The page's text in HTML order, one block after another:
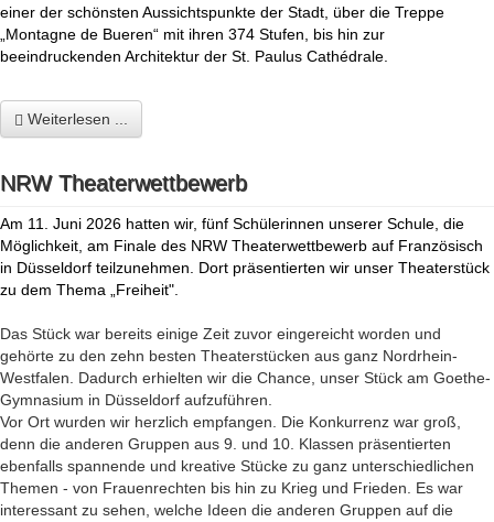
einer der schönsten Aussichtspunkte der Stadt, über die Treppe
„Montagne de Bueren“ mit ihren 374 Stufen, bis hin zur
beeindruckenden Architektur der St. Paulus Cathédrale.
Weiterlesen ...
NRW Theaterwettbewerb
Am 11. Juni 2026 hatten wir, fünf Schülerinnen unserer Schule, die
Möglichkeit, am Finale des NRW Theaterwettbewerb auf Französisch
in Düsseldorf teilzunehmen. Dort präsentierten wir unser Theaterstück
zu dem Thema „Freiheit".
Das Stück war bereits einige Zeit zuvor eingereicht worden und
gehörte zu den zehn besten Theaterstücken aus ganz Nordrhein-
Westfalen. Dadurch erhielten wir die Chance, unser Stück am Goethe-
Gymnasium in Düsseldorf aufzuführen.
Vor Ort wurden wir herzlich empfangen. Die Konkurrenz war groß,
denn die anderen Gruppen aus 9. und 10. Klassen präsentierten
ebenfalls spannende und kreative Stücke zu ganz unterschiedlichen
Themen - von Frauenrechten bis hin zu Krieg und Frieden. Es war
interessant zu sehen, welche Ideen die anderen Gruppen auf die